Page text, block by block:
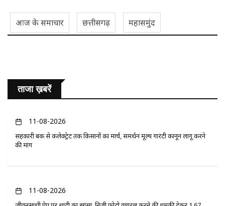
आज के समाचार छत्तीसगढ़ महासमुंद
ताजा ख़बरें
11-08-2026
सहकारी बैंक से कलेक्ट्रेट तक किसानों का मार्च, समर्थन मूल्य गारंटी कानून लागू करने
की मांग
11-08-2026